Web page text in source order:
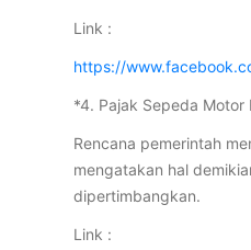
Link :
https://
*4. Pajak Sepeda Motor
Rencana pemerintah
mengatakan hal
dipertimbangkan.
Link :